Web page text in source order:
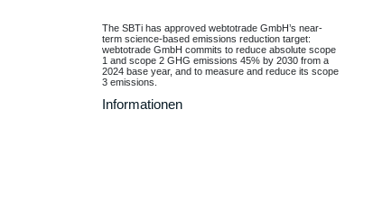
The SBTi has approved webtotrade GmbH’s near-
term science-based emissions reduction target:
webtotrade GmbH commits to reduce absolute scope
1 and scope 2 GHG emissions 45% by 2030 from a
2024 base year, and to measure and reduce its scope
3 emissions.
Informationen